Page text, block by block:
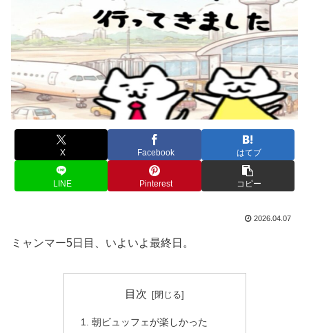
X Facebook はてブ
LINE Pinterest コピー
2026.04.07
ミャンマー5日目、いよいよ最終日。
目次
朝ビュッフェが楽しかった